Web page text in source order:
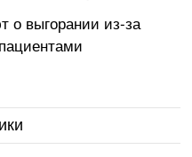
о выгорании из-за